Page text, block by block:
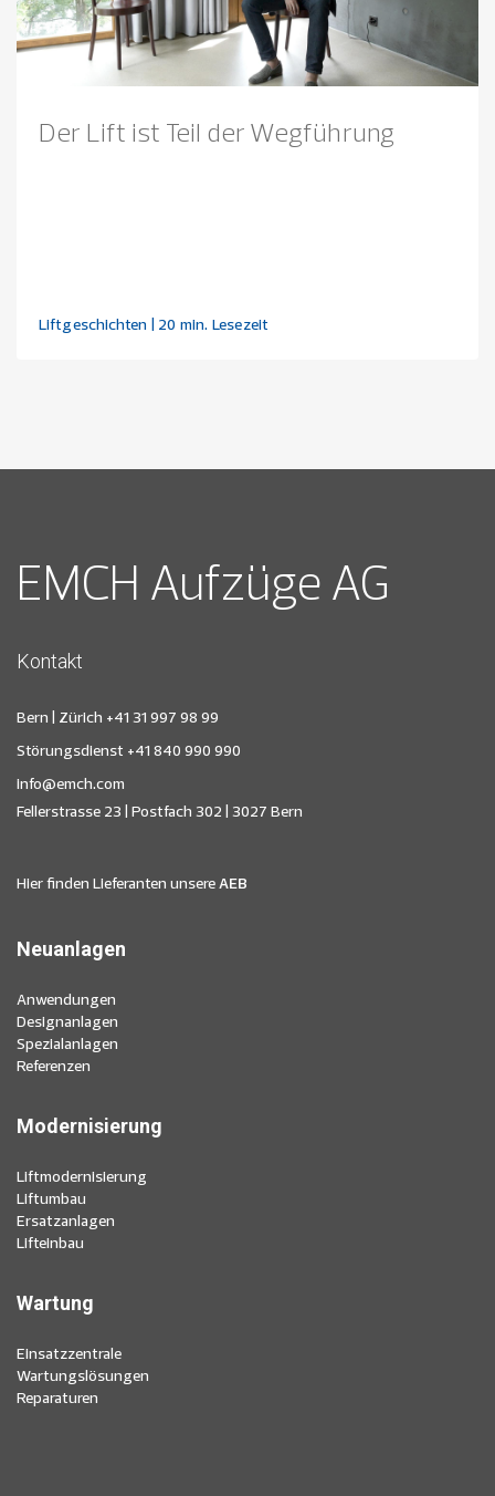
Der Lift ist Teil der Wegführung
Liftgeschichten | 20 min. Lesezeit
EMCH Aufzüge AG
Kontakt
Bern | Zürich +41 31 997 98 99
Störungsdienst +41 840 990 990
info@emch.com
Fellerstrasse 23 | Postfach 302 | 3027 Bern
Hier finden Lieferanten unsereAEB
Neuanlagen
Anwendungen
Designanlagen
Spezialanlagen
Referenzen
Modernisierung
Liftmodernisierung
Liftumbau
Ersatzanlagen
Lifteinbau
Wartung
Einsatzzentrale
Wartungslösungen
Reparaturen